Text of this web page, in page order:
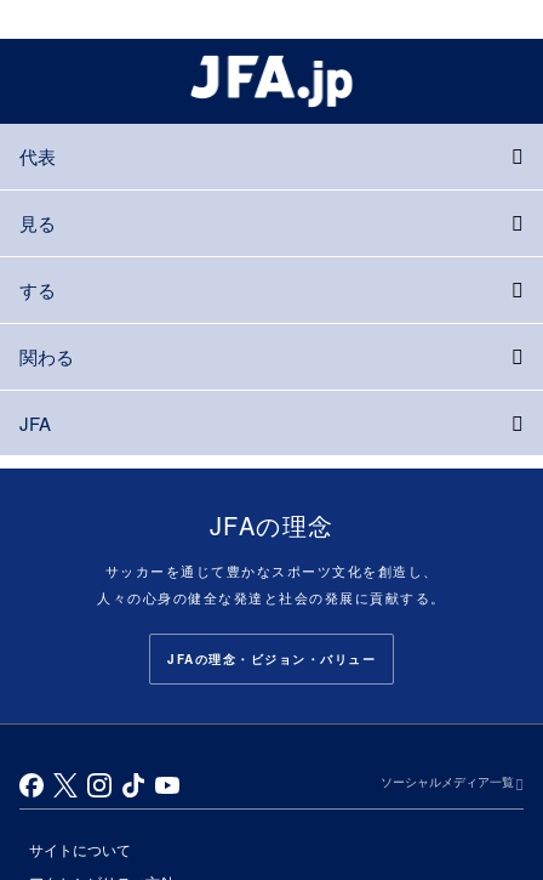
代表
見る
する
関わる
JFA
JFAの理念
サッカーを通じて豊かなスポーツ文化を創造し、
人々の心身の健全な発達と社会の発展に貢献する。
JFAの理念・ビジョン・バリュー
ソーシャルメディア一覧
サイトについて